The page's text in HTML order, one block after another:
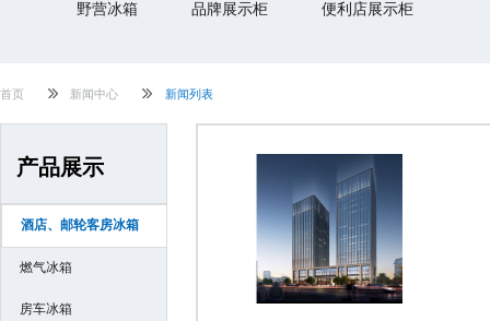
野营冰箱 品牌展示柜 便利店展示柜
首页 新闻中心 新闻列表
产品展示
酒店、邮轮客房冰箱
燃气冰箱
房车冰箱